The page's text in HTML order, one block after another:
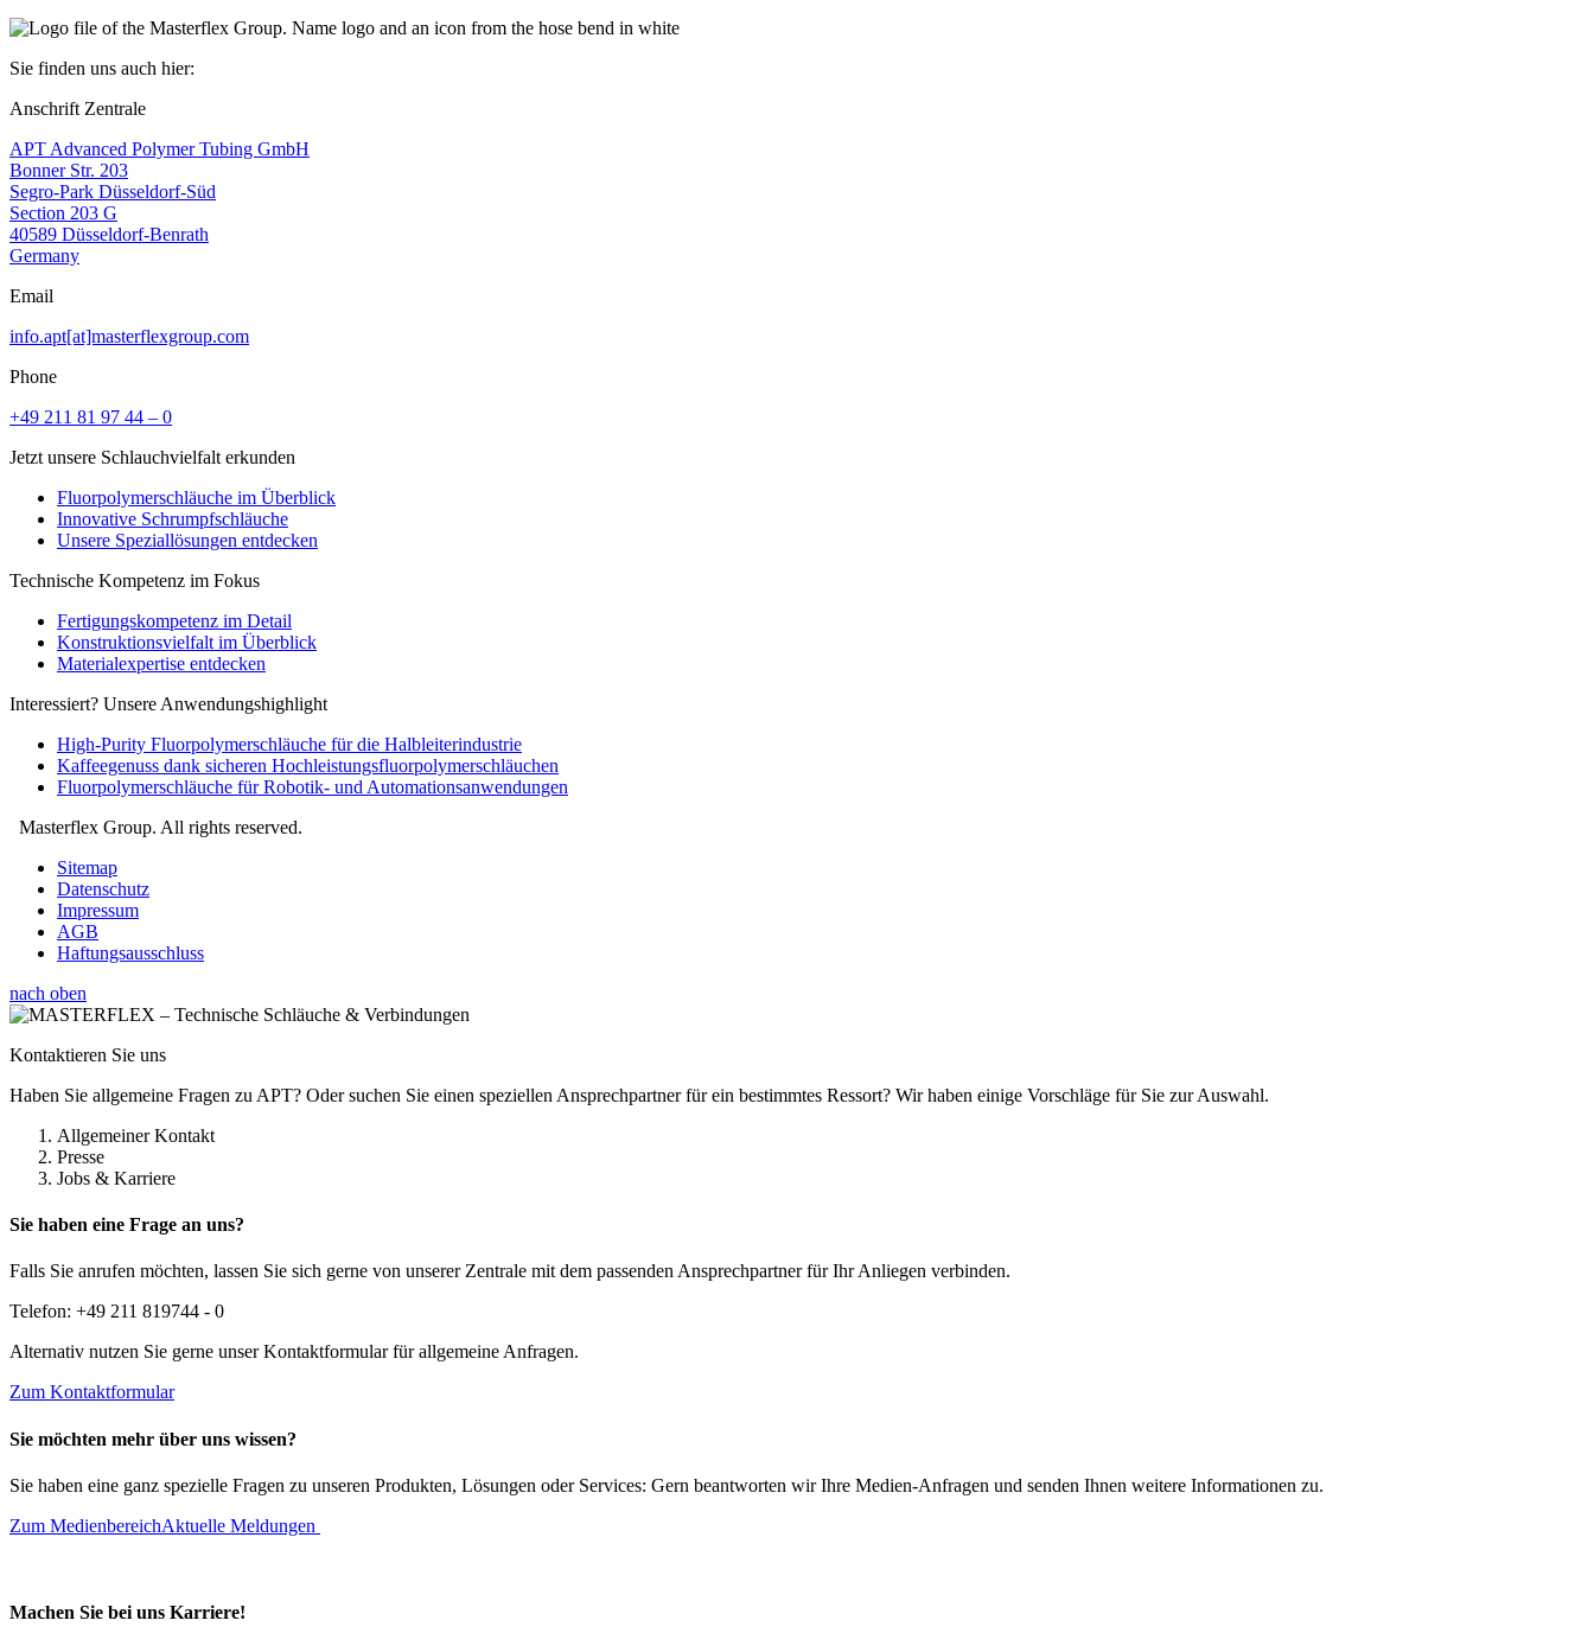
Sie finden uns auch hier:
Anschrift Zentrale
APT Advanced Polymer Tubing GmbH
Bonner Str. 203
Segro-Park Düsseldorf-Süd
Section 203 G
40589 Düsseldorf-Benrath
Germany
Email
info.apt[at]masterflexgroup.com
Phone
+49 211 81 97 44 – 0
Jetzt unsere Schlauchvielfalt erkunden
Fluorpolymerschläuche im Überblick
Innovative Schrumpfschläuche
Unsere Speziallösungen entdecken
Technische Kompetenz im Fokus
Fertigungskompetenz im Detail
Konstruktionsvielfalt im Überblick
Materialexpertise entdecken
Interessiert? Unsere Anwendungshighlight
High-Purity Fluorpolymerschläuche für die Halbleiterindustrie
Kaffeegenuss dank sicheren Hochleistungsfluorpolymerschläuchen
Fluorpolymerschläuche für Robotik- und Automationsanwendungen
Masterflex Group. All rights reserved.
Sitemap
Datenschutz
Impressum
AGB
Haftungsausschluss
nach oben
Kontaktieren Sie uns
Haben Sie allgemeine Fragen zu APT? Oder suchen Sie einen speziellen Ansprechpartner für ein bestimmtes Ressort? Wir haben einige Vorschläge für Sie zur Auswahl.
Allgemeiner Kontakt
Presse
Jobs & Karriere
Sie haben eine Frage an uns?
Falls Sie anrufen möchten, lassen Sie sich gerne von unserer Zentrale mit dem passenden Ansprechpartner für Ihr Anliegen verbinden.
Telefon: +49 211 819744 - 0
Alternativ nutzen Sie gerne unser Kontaktformular für allgemeine Anfragen.
Zum Kontaktformular
Sie möchten mehr über uns wissen?
Sie haben eine ganz spezielle Fragen zu unseren Produkten, Lösungen oder Services: Gern beantworten wir Ihre Medien-Anfragen und senden Ihnen weitere Informationen zu.
Zum MedienbereichAktuelle Meldungen
Machen Sie bei uns Karriere!